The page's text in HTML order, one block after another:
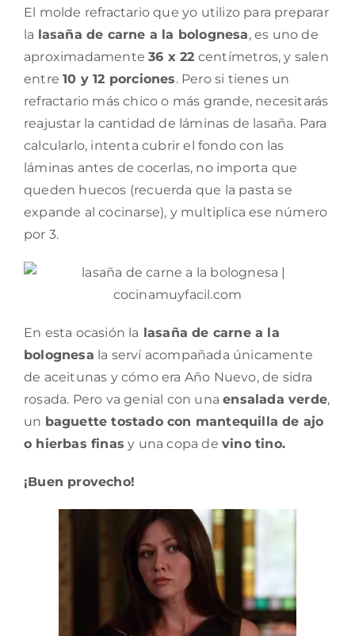
El molde refractario que yo utilizo para preparar
la lasaña de carne a la bolognesa, es uno de
aproximadamente36 x 22 centímetros, y salen
entre10 y 12 porciones. Pero si tienes un
refractario más chico o más grande, necesitarás
reajustar la cantidad de láminas de lasaña. Para
calcularlo, intenta cubrir el fondo con las
láminas antes de cocerlas, no importa que
queden huecos (recuerda que la pasta se
expande al cocinarse), y multiplica ese número
por 3.
En esta ocasión la lasaña de carne a la
bolognesa la serví acompañada únicamente
de aceitunas y cómo era Año Nuevo, de sidra
rosada. Pero va genial con unaensalada verde,
un baguette tostado con mantequilla de ajo
o hierbas finas y una copa de vino tino.
¡Buen provecho!